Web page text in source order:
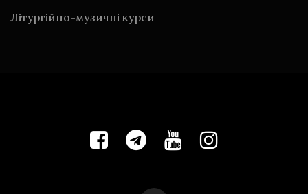
Літургійно-музичні курси